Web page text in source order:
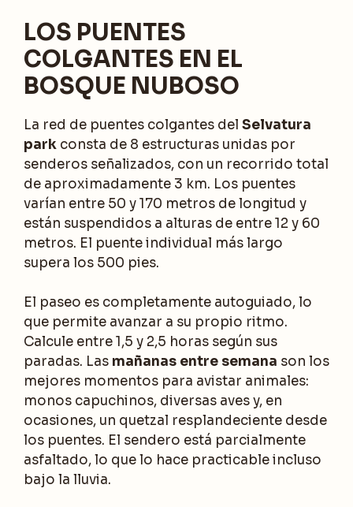
LOS PUENTES
COLGANTES EN EL
BOSQUE NUBOSO
La red de puentes colgantes del Selvatura
park consta de 8 estructuras unidas por
senderos señalizados, con un recorrido total
de aproximadamente 3 km. Los puentes
varían entre 50 y 170 metros de longitud y
están suspendidos a alturas de entre 12 y 60
metros. El puente individual más largo
supera los 500 pies.
El paseo es completamente autoguiado, lo
que permite avanzar a su propio ritmo.
Calcule entre 1,5 y 2,5 horas según sus
paradas. Las mañanas entre semana son los
mejores momentos para avistar animales:
monos capuchinos, diversas aves y, en
ocasiones, un quetzal resplandeciente desde
los puentes. El sendero está parcialmente
asfaltado, lo que lo hace practicable incluso
bajo la lluvia.